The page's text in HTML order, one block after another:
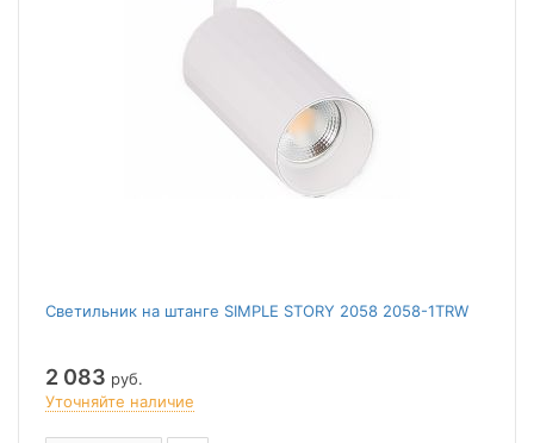
Светильник на штанге SIMPLE STORY 2058 2058-1TRW
2 083 руб.
Уточняйте наличие